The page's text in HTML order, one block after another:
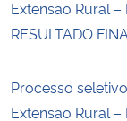
Extensão Rural
RESULTADO
Processo
Extensão Rural